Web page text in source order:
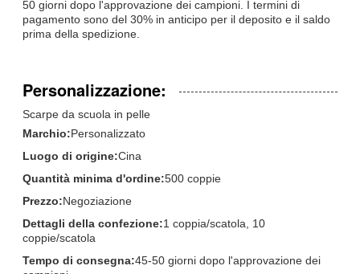
50 giorni dopo l'approvazione dei campioni. I termini di
pagamento sono del 30% in anticipo per il deposito e il saldo
prima della spedizione.
Personalizzazione:
Scarpe da scuola in pelle
Marchio:Personalizzato
Luogo di origine:Cina
Quantità minima d'ordine:500 coppie
Prezzo:Negoziazione
Dettagli della confezione:1 coppia/scatola, 10
coppie/scatola
Tempo di consegna:45-50 giorni dopo l'approvazione dei